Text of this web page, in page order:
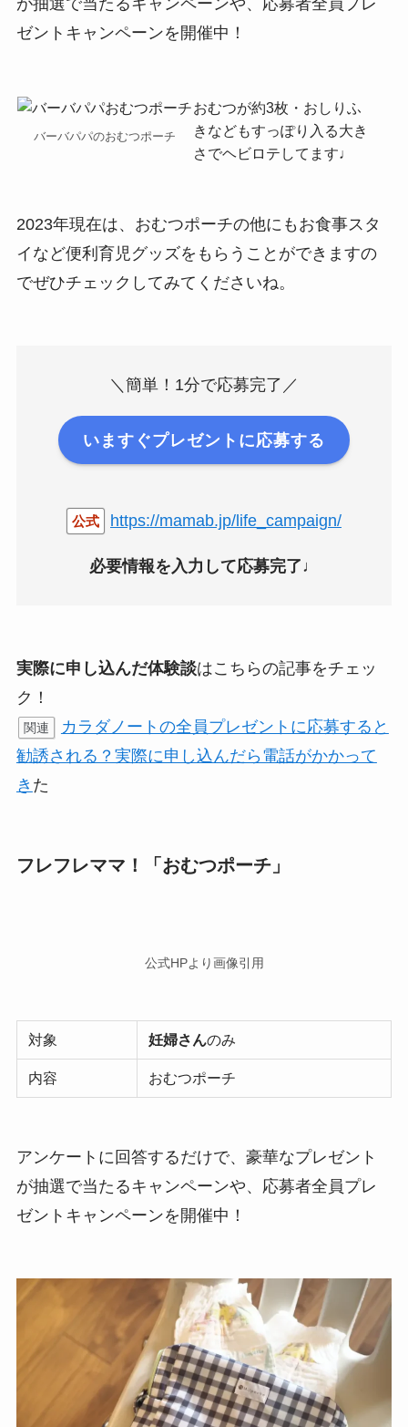
が抽選で当たるキャンペーンや、応募者全員プレ
ゼントキャンペーンを開催中！
バーバパパのおむつポーチ
おむつが約3枚・おしりふ
きなどもすっぽり入る大き
さでヘビロテしてます♩
2023年現在は、おむつポーチの他にもお食事スタ
イなど便利育児グッズをもらうことができますの
でぜひチェックしてみてくださいね。
＼簡単！1分で応募完了／
いますぐプレゼントに応募する
公式 https://mamab.jp/life_campaign/
必要情報を入力して応募完了♩
実際に申し込んだ体験談はこちらの記事をチェッ
ク！
関連
カラダノートの全員プレゼントに応募すると
勧誘される？実際に申し込んだら電話がかかって
き た
フレフレママ！「おむつポーチ」
公式HPより画像引用
対象 妊婦さんのみ
内容 おむつポーチ
アンケートに回答するだけで、豪華なプレゼント
が抽選で当たるキャンペーンや、応募者全員プレ
ゼントキャンペーンを開催中！